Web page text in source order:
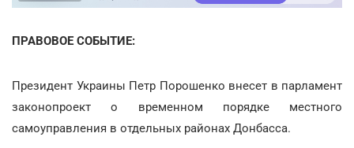
ПРАВОВОЕ СОБЫТИЕ:
Президент Украины Петр Порошенко внесет в парламент
законопроект о временном порядке местного
самоуправления в отдельных районах Донбасса.